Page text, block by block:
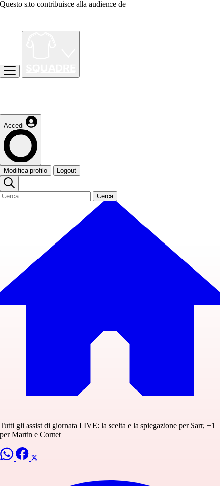
Questo sito contribuisce alla audience de
Accedi
Modifica profilo Logout
Cerca
Tutti gli assist di giornata LIVE: la scelta e la spiegazione per Sarr, +1
per Martin e Cornet